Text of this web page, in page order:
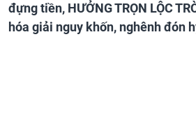
đựng tiền, HƯỞNG TRỌN LỘC
hóa giải nguy khốn, nghênh đón